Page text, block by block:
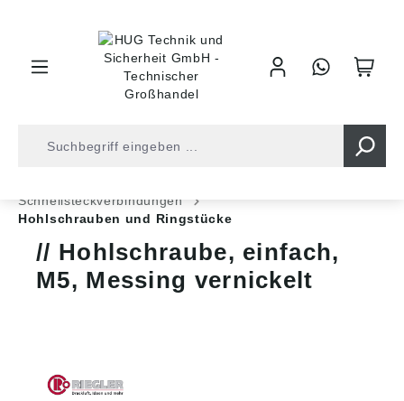
Schnellsteckverbindungen
Hohlschrauben und Ringstücke
Hohlschraube, einfach,
M5, Messing vernickelt